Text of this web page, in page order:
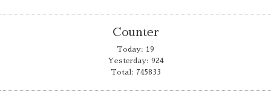
Counter
Today: 19
Yesterday: 924
Total: 745833